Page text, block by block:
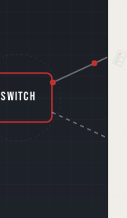
SWITCH